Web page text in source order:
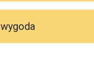
wygoda